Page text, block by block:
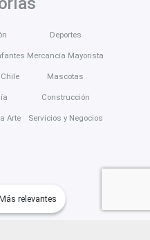
relevantes
Arte
Deportes
Mercancía Mayorista
Mascotas
Construcción
Servicios y Negocios